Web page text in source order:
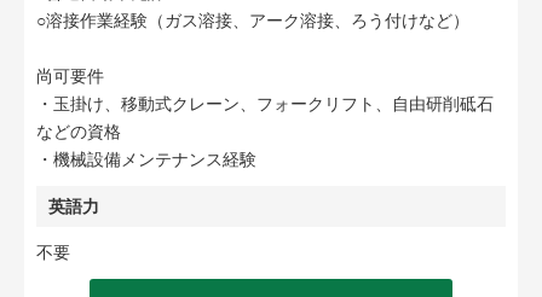
○溶接作業経験（ガス溶接、アーク溶接、ろう付けなど）
尚可要件
・玉掛け、移動式クレーン、フォークリフト、自由研削砥石
などの資格
・機械設備メンテナンス経験
英語力
不要